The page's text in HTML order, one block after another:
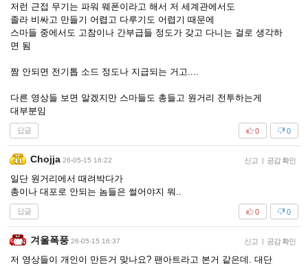
저런 근접 무기는 파워 웨폰이라고 해서 저 세계관에서도
졸라 비싸고 만들기 어렵고 다루기도 어렵기 때문에
스마들 중에서도 고참이나 간부급들 정도가 갖고 다니는 걸로 생각하
면 됨
짬 안되면 전기톱 소드 정도나 지급되는 거고....
다른 영상들 보면 알겠지만 스마들도 총들고 원거리 전투하는게
대부분임
답글 0
0
Chojja 26-05-15 16:22 신고 | 공감 확인
일단 원거리에서 때려박다가
총이나 대포로 안되는 놈들은 썰어야지 뭐..
답글 0
0
겨울폭풍 26-05-15 16:37 신고 | 공감 확인
저 영상들이 개인이 만든거 맞나요? 팬아트라고 본거 같은데. 대단